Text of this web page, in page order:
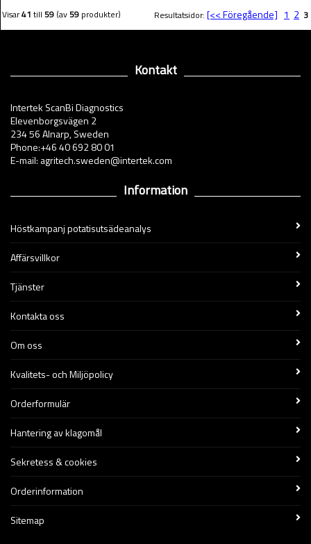
Visar41 till 59 (av59 produkter) Resultatsidor: [<< Föregående] 1 2 3
Kontakt
Intertek ScanBi Diagnostics
Elevenborgsvägen 2
234 56 Alnarp, Sweden
Phone:+46 40 692 80 01
E-mail: agritech.sweden@intertek.com
Information
Höstkampanj potatisutsädeanalys
Affärsvillkor
Tjänster
Kontakta oss
Om oss
Kvalitets- och Miljöpolicy
Orderformulär
Hantering av klagomål
Sekretess & cookies
Orderinformation
Sitemap